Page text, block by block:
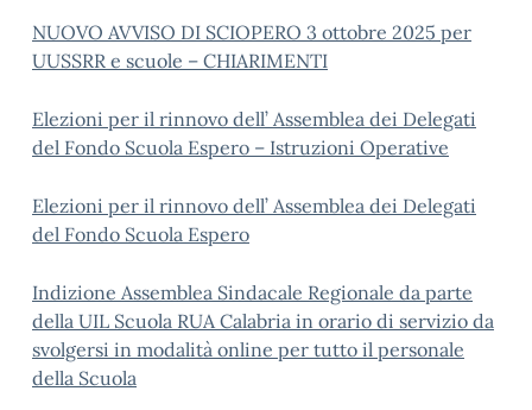
NUOVO AVVISO DI SCIOPERO 3 ottobre 2025 per
UUSSRR e scuole – CHIARIMENTI
Elezioni per il rinnovo dell’ Assemblea dei Delegati
del Fondo Scuola Espero – Istruzioni Operative
Elezioni per il rinnovo dell’ Assemblea dei Delegati
del Fondo Scuola Espero
Indizione Assemblea Sindacale Regionale da parte
della UIL Scuola RUA Calabria in orario di servizio da
svolgersi in modalità online per tutto il personale
della Scuola